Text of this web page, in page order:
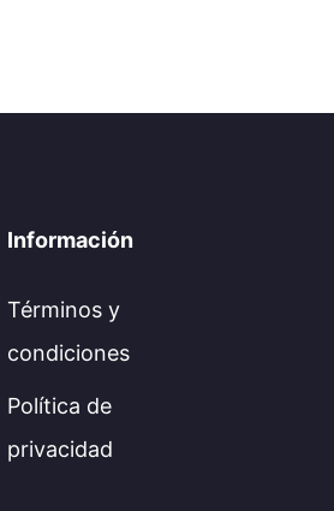
Información
Términos y
condiciones
Política de
privacidad